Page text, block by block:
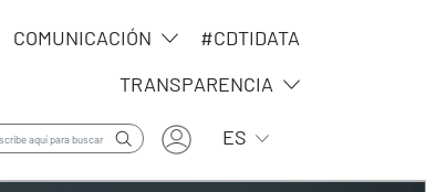
COMUNICACIÓN
#CDTIDATA
TRANSPARENCIA
User account menu
ES Lista adicional de